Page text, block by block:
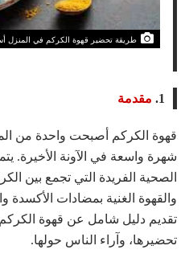
طريقة تحضير قهوة الكركم في المنزل
1. مقدمة
قهوة الكركم أصبحت واحدة من
شهرة واسعة في الآونة الأخيرة.
الصحية الفريدة التي تجمع بين
والقهوة الغنية بمضادات الأكسدة
تقديم دليل شامل عن قهوة
تحضيرها، وآراء الناس حولها.